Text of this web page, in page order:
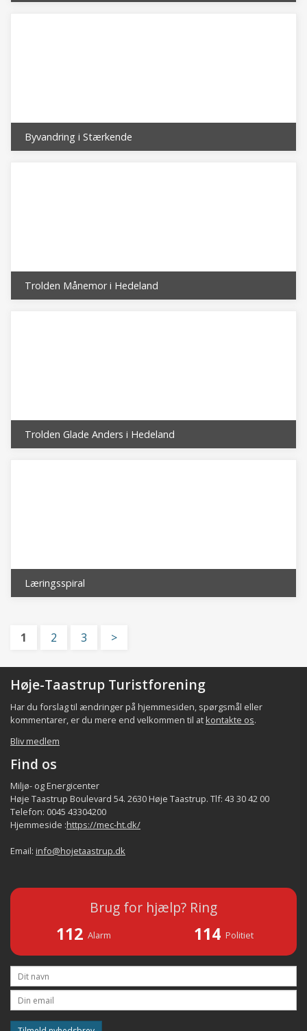
Byvandring i Stærkende
Trolden Månemor i Hedeland
Trolden Glade Anders i Hedeland
Læringsspiral
1 2 3 >
Høje-Taastrup Turistforening
Har du forslag til ændringer på hjemmesiden, spørgsmål eller
kommentarer, er du mere end velkommen til at kontakte os.
Bliv medlem
Find os
Miljø- og Energicenter
Høje Taastrup Boulevard 54. 2630 Høje Taastrup. Tlf: 43 30 42 00
Telefon: 0045 43304200
Hjemmeside :https://mec-ht.dk/
Email: info@hojetaastrup.dk
Brug for hjælp? Ring
112 Alarm 114 Politiet